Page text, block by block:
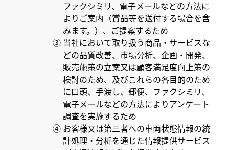
ファクシミリ、電子メールなどの方法に
よりご案内（賞品等を送付する場合を含
みます。）、ご提案するため
③ 当社において取り扱う商品・サービスな
どの品質改善、市場分析、企画・開発、
販売施策の立案又は顧客満足度向上策の
検討のため、及びこれらの各目的のため
に口頭、手渡し、郵便、ファクシミリ、
電子メールなどの方法によりアンケート
調査を実施するため
④ お客様又は第三者への車両状態情報の統
計処理・分析を通じた情報提供サービス